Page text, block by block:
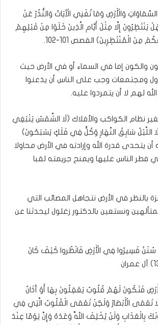
وَالْأَرْضِ وَمَا تُغْنِي الْآَيَاتُ وَالنُّذُرُ عَنْ
يَنْتَظِرُونَ إِلَّا مِثْلَ أَيَّامِ الَّذِينَ خَلَوْا مِنْ قَبْلِهِمْ
الْمُنْتَظِرِينَ) القصص 101-102.
والكون إما في السماء أو في الأرض حيث
ومجتمعات وجب على الناس أن يذعنوا
لهم لا أن يتمردوا عليه.
نظام الكواكب والأفلاك (لَا الشَّمْسُ يَنْبَغِي
اللَّيْلُ سَابِقُ النَّهَارِ وَكُلٌّ فِي فَلَكٍ يَسْبَحُونَ)
يتحدى قدرة الله وإرادته في الأرض محاولا
فطر الناس عليها ويمنح جريمته لقبا
بالنظر في الأرض نتجاهل المصائب التي
ونستعين بالدكتور زغلول ليحدثنا عن
فَسِيرُوا فِي الْأَرْضِ فَانْظُروا كَيْفَ كَانَ
فَتَكُونَ لَهُمْ قُلُوبٌ يَعْقِلُونَ بِهَا أَوْ آَذَانٌ
تَعْمَى الْأَبْصَارُ وَلَكِنْ تَعْمَى الْقُلُوبُ الَّتِي فِي
بِالْعَذَابِ وَلَنْ يُخْلِفَ اللَّهُ وَعْدَهُ وَإِنَّ يَوْمًا عِنْدَ